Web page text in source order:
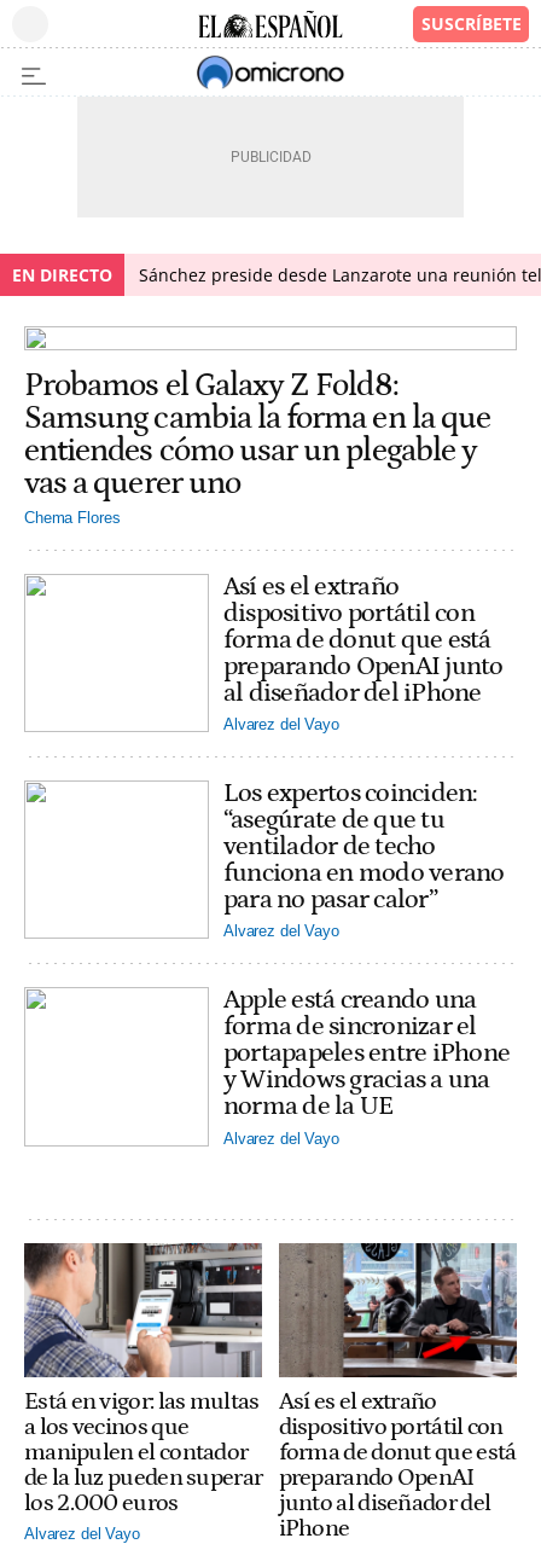
EN DIRECTO Sánchez preside desde Lanzarote una reunión
Probamos el Galaxy Z Fold8:
Samsung cambia la forma en la que
entiendes cómo usar un plegable y
vas a querer uno
Chema Flores
Así es el extraño
dispositivo portátil con
forma de donut que está
preparando OpenAI junto
al diseñador del iPhone
Alvarez del Vayo
Los expertos coinciden:
“asegúrate de que tu
ventilador de techo
funciona en modo verano
para no pasar calor”
Alvarez del Vayo
Apple está creando una
forma de sincronizar el
portapapeles entre iPhone
y Windows gracias a una
norma de la UE
Alvarez del Vayo
Está en vigor: las multas
a los vecinos que
manipulen el contador
de la luz pueden superar
los 2.000 euros
Alvarez del Vayo
Así es el extraño
dispositivo portátil con
forma de donut que está
preparando OpenAI
junto al diseñador del
iPhone